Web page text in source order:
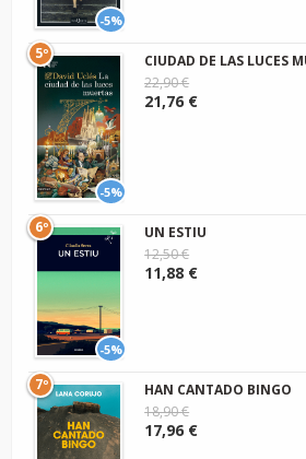
-5%
-5%
5º
CIUDAD DE LAS LUCES
22,90 €
21,76 €
-5%
6º
UN ESTIU
12,50 €
11,88 €
7º
HAN CANTADO BINGO
18,90 €
17,96 €